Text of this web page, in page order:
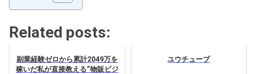
Related posts:
副業経験ゼロから累計2049万を
稼いだ私が直接教える“物販ビジ
ユウチューブ